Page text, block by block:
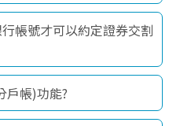
帳號才可以約定證券交割
戶帳)功能?